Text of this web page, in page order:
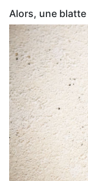
Alors, une blatte